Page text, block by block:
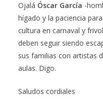
Ojalá Óscar García -
hígado y la paciencia
cultura en carnaval y
deben seguir siendo
sus familias con artistas
aulas. Digo.
Saludos cordiales